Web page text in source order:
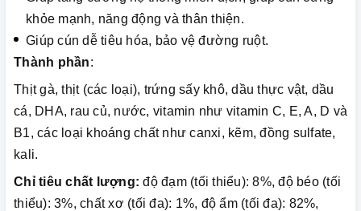
khỏe mạnh, năng động và thân thiện.
Giúp cún dễ tiêu hóa, bảo vệ đường ruột.
Thành phần:
Thịt gà, thịt (các loại), trứng sấy khô, dầu thực vật, dầu
cá, DHA, rau củ, nước, vitamin như vitamin C, E, A, D và
B1, các loại khoáng chất như canxi, kẽm, đồng sulfate,
kali.
Chỉ tiêu chất lượng: độ đạm (tối thiểu): 8%, độ béo (tối
thiểu): 3%, chất xơ (tối đa): 1%, độ ẩm (tối đa): 82%,